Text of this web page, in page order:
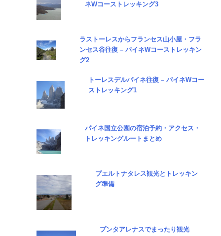
ネWコーストレッキング3
ラストーレスからフランセス山小屋・フラ
ンセス谷往復 – パイネWコーストレッキン
グ2
トーレスデルパイネ往復 – パイネWコー
ストレッキング1
パイネ国立公園の宿泊予約・アクセス・
トレッキングルートまとめ
プエルトナタレス観光とトレッキン
グ準備
プンタアレナスでまったり観光